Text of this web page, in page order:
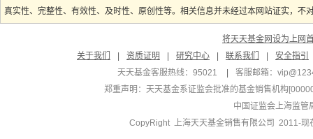
真实性、完整性、有效性、及时性、原创性等。相关信息并未经过本网站证实，
将天天基金网设为上网
关于我们
资质证明 研究中心 联系我们
安全指引
天天基金客服热线：95021
客服邮箱：
郑重声明： 天天基金系证监会批准的基金销售机构
中国证监会上海监管
CopyRight 上海天天基金销售有限公司 2011-